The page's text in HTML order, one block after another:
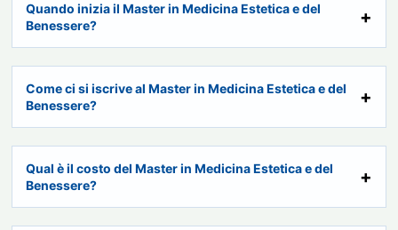
Quando inizia il Master in Medicina Estetica e del
Benessere?
Come ci si iscrive al Master in Medicina Estetica e del
Benessere?
Qual è il costo del Master in Medicina Estetica e del
Benessere?